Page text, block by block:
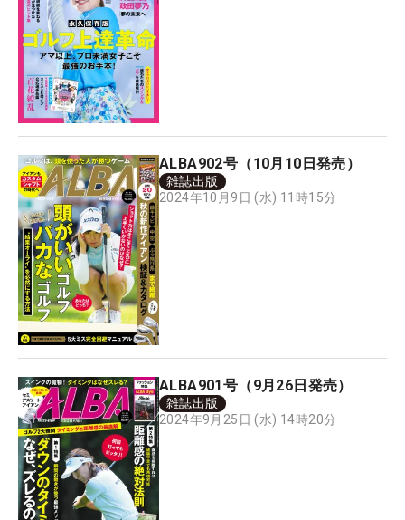
ALBA902号（10月10日発売）
雑誌出版
2024年10月9日 (水) 11時15分
ALBA901号（9月26日発売）
雑誌出版
2024年9月25日 (水) 14時20分